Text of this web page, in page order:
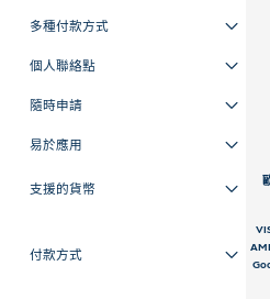
多種付款方式
個人聯絡點
隨時申請
易於應用
支援的貨幣
付款方式